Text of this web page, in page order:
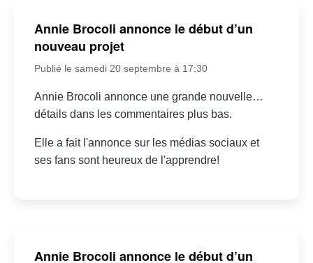
Annie Brocoli annonce le début d’un
nouveau projet
Publié le samedi 20 septembre à 17:30
Annie Brocoli annonce une grande nouvelle…
détails dans les commentaires plus bas.
Elle a fait l'annonce sur les médias sociaux et
ses fans sont heureux de l'apprendre!
Annie Brocoli annonce le début d’un